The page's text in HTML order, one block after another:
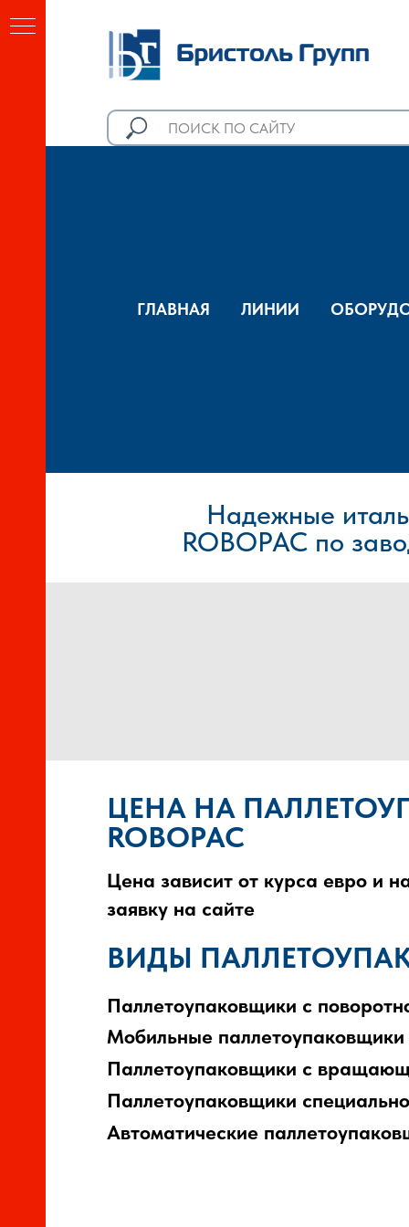
ГЛАВНАЯ ЛИНИИ
Надежные
ROBOPAC по
ЦЕНА НА
ROBOPAC
ВИДЫ
Паллетоупаковщики с
Мобильные паллетоупаковщики
Паллетоупаковщики с
Паллетоупаковщики
Автоматические
Цена зависит от курса евро и
заявку на сайте